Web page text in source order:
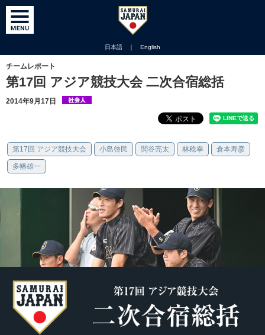
日本語 ｜ English
チームレポート
第17回 アジア競技大会 二次合宿総括
2014年9月17日
第17回 アジア競技大会 小島啓民 関谷亮太 林稔幸 倉本寿彦
多幡雄一